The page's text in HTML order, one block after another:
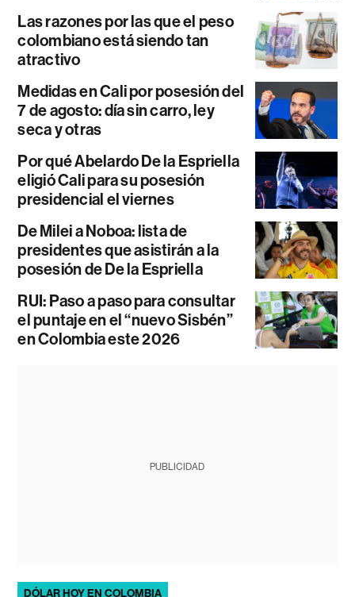
Las razones por las que el peso
colombiano está siendo tan
atractivo
Medidas en Cali por posesión del
7 de agosto: día sin carro, ley
seca y otras
Por qué Abelardo De la Espriella
eligió Cali para su posesión
presidencial el viernes
De Milei a Noboa: lista de
presidentes que asistirán a la
posesión de De la Espriella
RUI: Paso a paso para consultar
el puntaje en el “nuevo Sisbén”
en Colombia este 2026
PUBLICIDAD
DÓLAR HOY EN COLOMBIA